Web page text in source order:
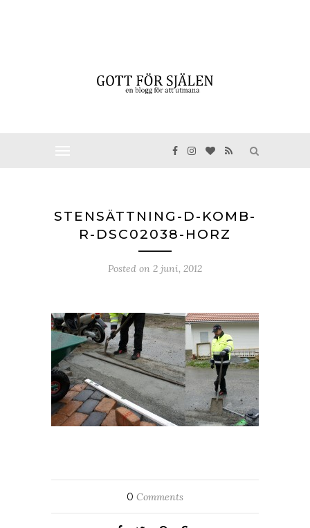
STENSÄTTNING-D-KOMB-
R-DSC02038-HORZ
Posted on 2 juni, 2012
0 Comments